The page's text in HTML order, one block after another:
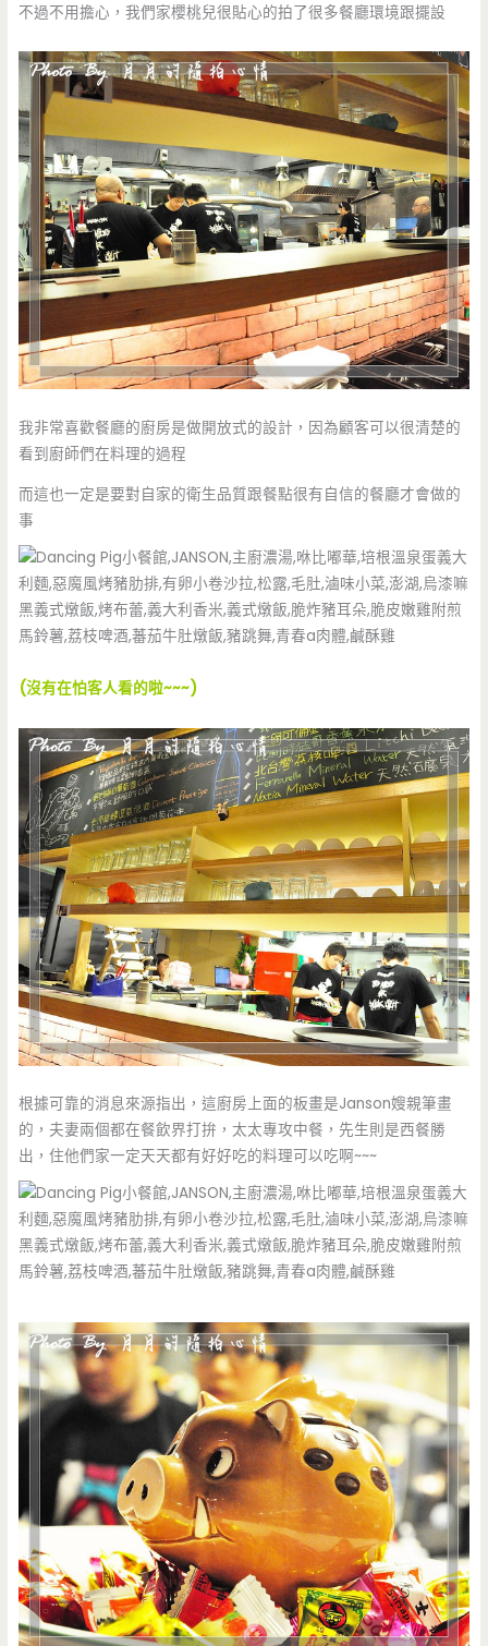
不過不用擔心，我們家櫻桃兒很貼心的拍了很多餐廳環境跟擺設
我非常喜歡餐廳的廚房是做開放式的設計，因為顧客可以很清楚的
看到廚師們在料理的過程
而這也一定是要對自家的衛生品質跟餐點很有自信的餐廳才會做的
事
(沒有在怕客人看的啦~~~)
根據可靠的消息來源指出，這廚房上面的板畫是Janson嫂親筆畫
的，夫妻兩個都在餐飲界打拚，太太專攻中餐，先生則是西餐勝
出，住他們家一定天天都有好好吃的料理可以吃啊~~~